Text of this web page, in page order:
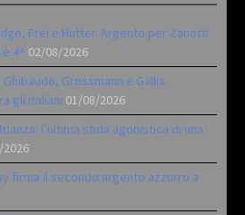
Frei e Hutter. Argento per Zanotti
4^ 02/08/2026
Grossmann e Gallis.
gli italiani 01/08/2026
l’ultima sfida agonistica di una
firma il secondo argento azzurro a